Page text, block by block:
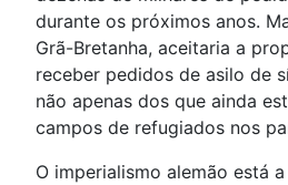
durante os próximos anos.
Grã-Bretanha, aceitaria a
receber pedidos de asilo de
não apenas dos que ainda
campos de refugiados nos
O imperialismo alemão está